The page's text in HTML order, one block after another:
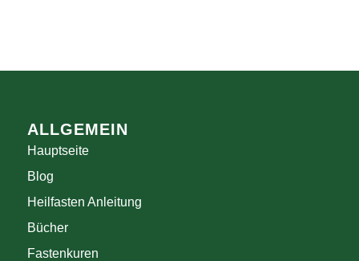
ALLGEMEIN
Hauptseite
Blog
Heilfasten Anleitung
Bücher
Fastenkuren